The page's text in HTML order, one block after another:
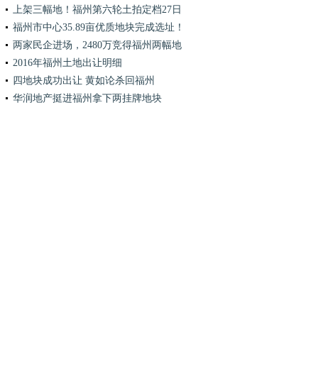
上架三幅地！福州第六轮土拍定档27日
福州市中心35.89亩优质地块完成选址！
两家民企进场，2480万竞得福州两幅地
2016年福州土地出让明细
四地块成功出让 黄如论杀回福州
华润地产挺进福州拿下两挂牌地块